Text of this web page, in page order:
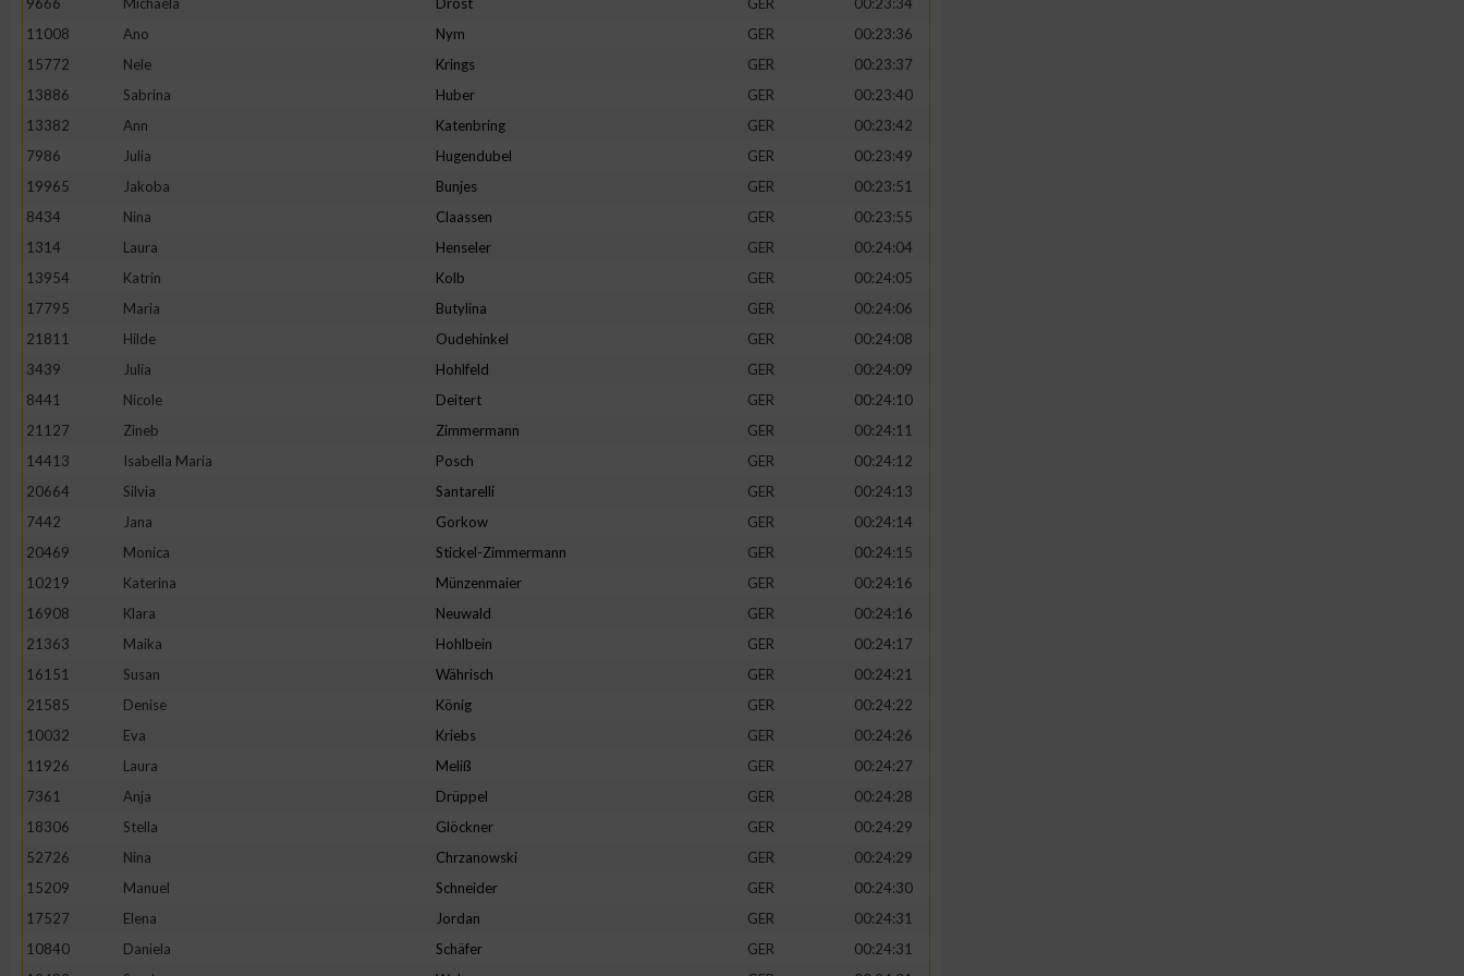
11008
Ano Nym GER
00:23:36
15772
Nele Krings GER
00:23:37
13886
Sabrina Huber GER
00:23:40
13382
Ann Katenbring GER
00:23:42
7986
Julia Hugendubel GER
00:23:49
19965
Jakoba Bunjes GER
00:23:51
8434
Nina Claassen GER
00:23:55
1314
Laura Henseler GER
00:24:04
13954
Katrin Kolb GER
00:24:05
17795
Maria Butylina GER
00:24:06
21811
Hilde Oudehinkel GER
00:24:08
3439
Julia Hohlfeld GER
00:24:09
8441
Nicole Deitert GER
00:24:10
21127
Zineb Zimmermann GER
00:24:11
14413
Isabella Maria Posch GER
00:24:12
20664
Silvia Santarelli GER
00:24:13
7442
Jana Gorkow GER
00:24:14
20469
Monica Stickel-Zimmermann GER
00:24:15
10219
Katerina Münzenmaier GER
00:24:16
16908
Klara Neuwald GER
00:24:16
21363
Maika Hohlbein GER
00:24:17
16151
Susan Währisch GER
00:24:21
21585
Denise König GER
00:24:22
10032
Eva Kriebs GER
00:24:26
11926
Laura Meliß GER
00:24:27
7361
Anja Drüppel GER
00:24:28
18306
Stella Glöckner GER
00:24:29
52726
Nina Chrzanowski GER
00:24:29
15209
Manuel Schneider GER
00:24:30
17527
Elena Jordan GER
00:24:31
10840
Daniela Schäfer GER
00:24:31
Erstellung von Profilen zur Personalisierung von Inhalten
Messung der Werbeleistung
Messung der Performance von Inhalten
Analyse von Zielgruppen durch Statistiken oder Kombinationen von Daten aus
Entwicklung und Verbesserung der Angebote
IAB-Besonderheiten:
Geräte anhand von aktiv angeforderten Informationen identifizieren
Nicht-IAB-Verarbeitungszwecke:
Notwendig
Performance
Funktional